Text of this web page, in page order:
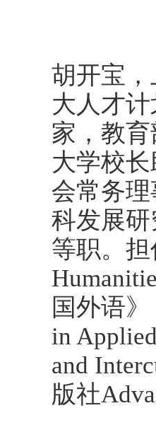
胡开宝
大人才
家，教
大学校
会常务
科发展
等职。担
国外语
in
and
版社